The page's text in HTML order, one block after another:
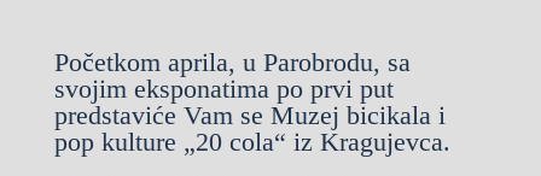
Početkom aprila, u Parobrodu, sa
svojim eksponatima po prvi put
predstaviće Vam se Muzej bicikala i
pop kulture „20 cola“ iz Kragujevca.